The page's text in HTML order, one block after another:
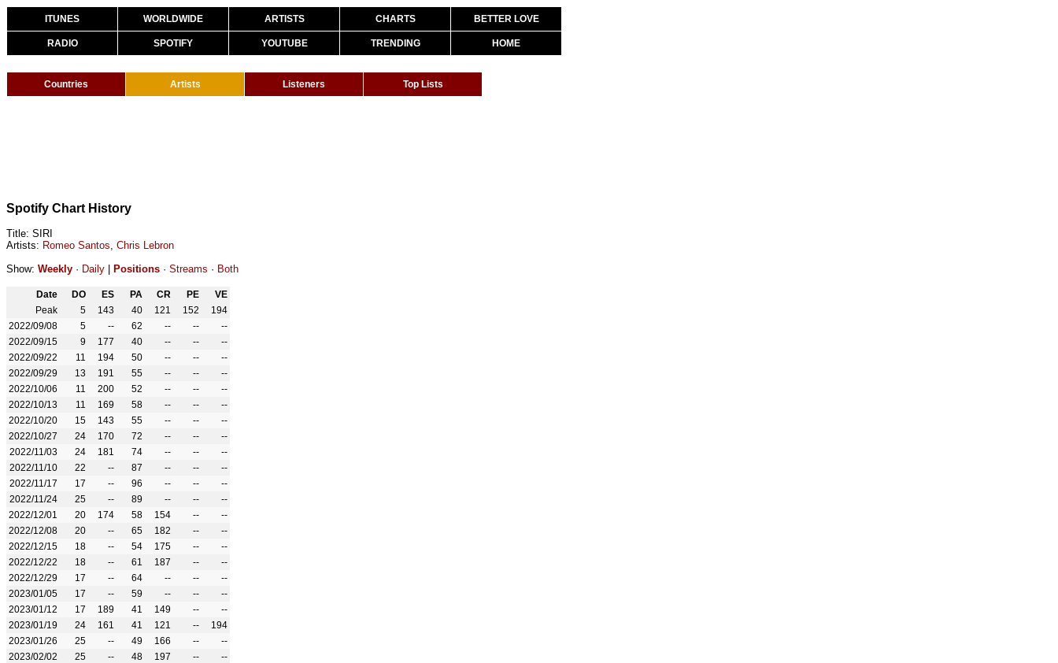
ITUNES WORLDWIDE ARTISTS CHARTS BETTER LOVE
RADIO SPOTIFY YOUTUBE TRENDING HOME
Countries Artists Listeners Top Lists
Spotify Chart History
Title: SIRI
Artists: Romeo Santos, Chris Lebron
Show: Weekly · Daily Positions · Streams · Both
Date DO ES PA CR PE
VE
Peak
5 143 40 121 152
194
2022/09/08
5 -- 62 -- --
--
2022/09/15
9 177 40 -- --
--
2022/09/22
11 194 50 -- --
--
2022/09/29
13 191 55 -- --
--
2022/10/06
11 200 52 -- --
--
2022/10/13
11 169 58 -- --
--
2022/10/20
15 143 55 -- --
--
2022/10/27
24 170 72 -- --
--
2022/11/03
24 181 74 -- --
--
2022/11/10
22 -- 87 -- --
--
2022/11/17
17 -- 96 -- --
--
2022/11/24
25 -- 89 -- --
--
2022/12/01
20 174 58 154 --
--
2022/12/08
20 -- 65 182 --
--
2022/12/15
18 -- 54 175 --
--
2022/12/22
18 -- 61 187 --
--
2022/12/29
17 -- 64 -- --
--
2023/01/05
17 -- 59 -- --
--
2023/01/12
17 189 41 149 --
--
2023/01/19
24 161 41 121 --
194
2023/01/26
25 -- 49 166 --
--
2023/02/02
25 -- 48 197 --
--